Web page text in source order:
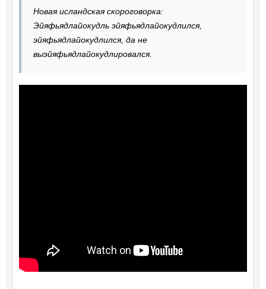
Новая исландская скороговорка:
Эйяфьядлайокудль эйяфьядлайокудлился,
эйяфьядлайокудлился, да не
выэйяфьядлайокудлировался.